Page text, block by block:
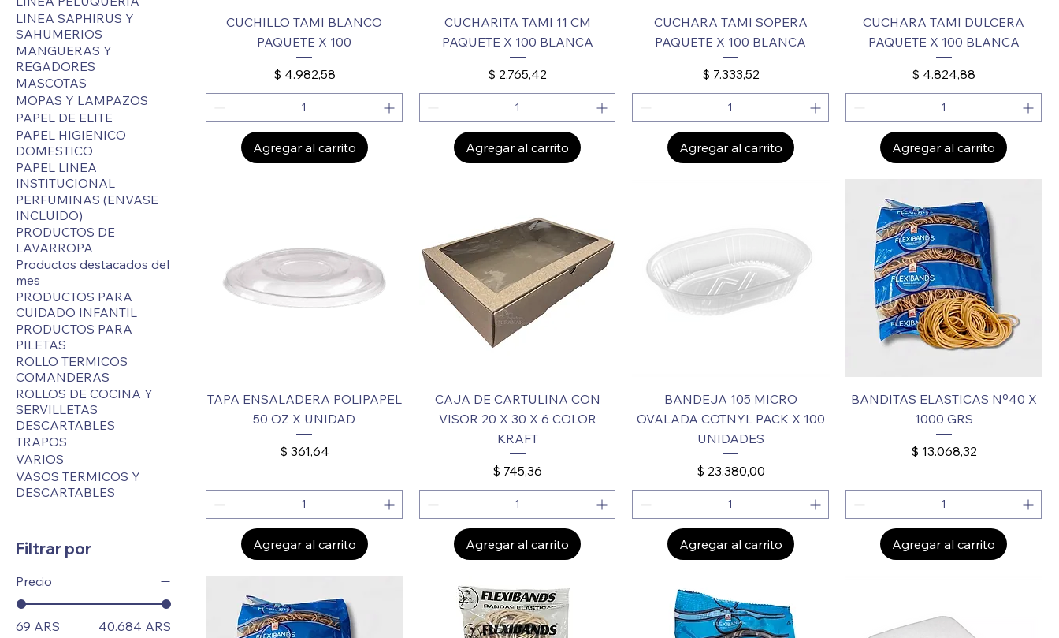
LINEA SAPHIRUS Y
SAHUMERIOS
MANGUERAS Y
REGADORES
MASCOTAS
MOPAS Y LAMPAZOS
PAPEL DE ELITE
PAPEL HIGIENICO
DOMESTICO
PAPEL LINEA
INSTITUCIONAL
PERFUMINAS (ENVASE
INCLUIDO)
PRODUCTOS DE
LAVARROPA
Productos destacados del
mes
PRODUCTOS PARA
CUIDADO INFANTIL
PRODUCTOS PARA
PILETAS
ROLLO TERMICOS
COMANDERAS
ROLLOS DE COCINA Y
SERVILLETAS
DESCARTABLES
TRAPOS
VARIOS
VASOS TERMICOS Y
DESCARTABLES
Filtrar por
Precio
69 ARS 40.684 ARS
CUCHILLO TAMI BLANCO
PAQUETE X 100
Precio
$ 4.982,58
Agregar al carrito
CUCHARITA TAMI 11 CM
PAQUETE X 100 BLANCA
Precio
$ 2.765,42
Agregar al carrito
CUCHARA TAMI SOPERA
PAQUETE X 100 BLANCA
Precio
$ 7.333,52
Agregar al carrito
CUCHARA TAMI DULCERA
PAQUETE X 100 BLANCA
Precio
$ 4.824,88
Agregar al carrito
TAPA ENSALADERA POLIPAPEL
50 OZ X UNIDAD
Precio
$ 361,64
Agregar al carrito
CAJA DE CARTULINA CON
VISOR 20 X 30 X 6 COLOR
KRAFT
Precio
$ 745,36
Agregar al carrito
BANDEJA 105 MICRO
OVALADA COTNYL PACK X 100
UNIDADES
Precio
$ 23.380,00
Agregar al carrito
BANDITAS ELASTICAS Nº40 X
1000 GRS
Precio
$ 13.068,32
Agregar al carrito